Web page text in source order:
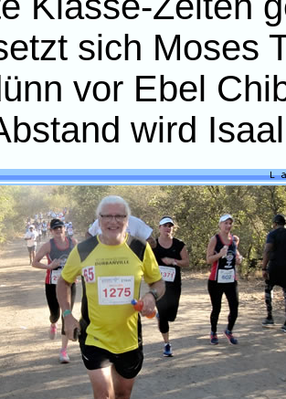
sich Moses
vor Ebel
wird